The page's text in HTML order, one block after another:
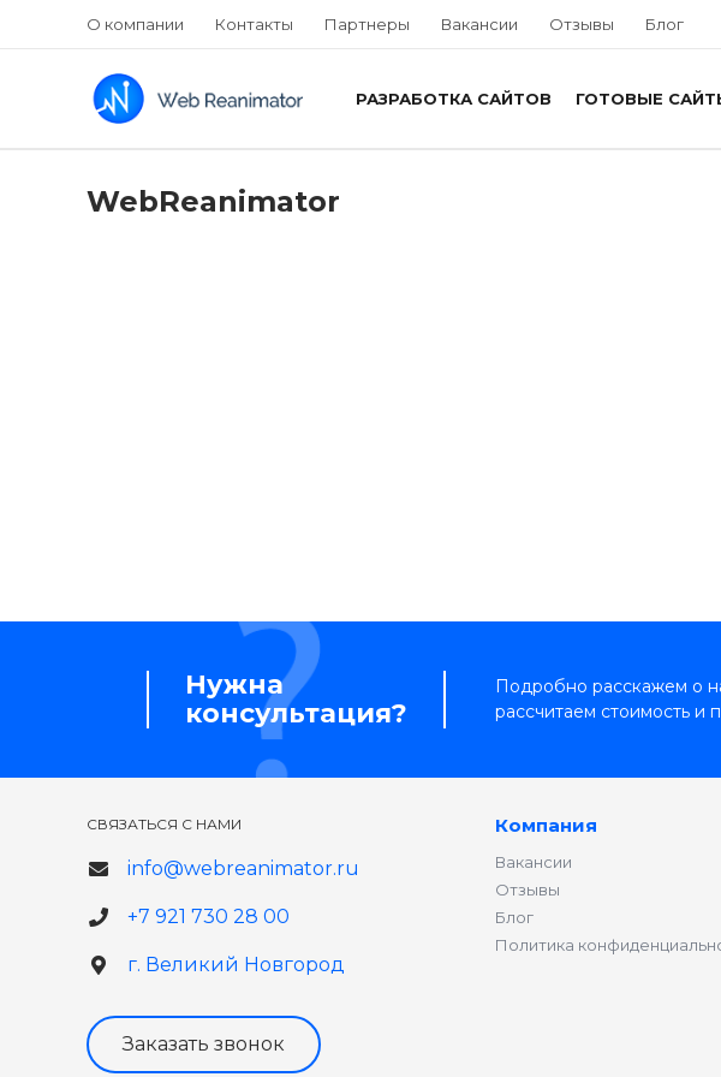
О компании Контакты Партнеры Вакансии Отзывы Блог
РАЗРАБОТКА САЙТОВ ГОТОВЫЕ
WebReanimator
Нужна
консультация?
Подробно расскажем о
рассчитаем стоимость и
СВЯЗАТЬСЯ С НАМИ
info@webreanimator.ru
+7 921 730 28 00
г. Великий Новгород
Компания
Вакансии
Отзывы
Блог
Политика
Заказать звонок